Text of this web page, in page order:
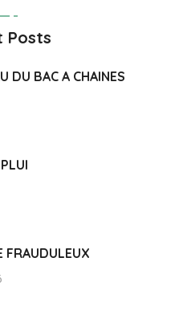
Posts
DU BAC A CHAINES
FRAUDULEUX